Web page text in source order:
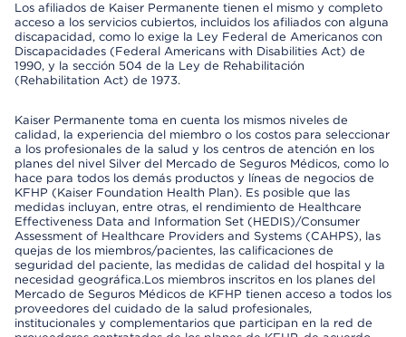
Los afiliados de Kaiser Permanente tienen el mismo y completo
acceso a los servicios cubiertos, incluidos los afiliados con alguna
discapacidad, como lo exige la Ley Federal de Americanos con
Discapacidades (Federal Americans with Disabilities Act) de
1990, y la sección 504 de la Ley de Rehabilitación
(Rehabilitation Act) de 1973.
Kaiser Permanente toma en cuenta los mismos niveles de
calidad, la experiencia del miembro o los costos para seleccionar
a los profesionales de la salud y los centros de atención en los
planes del nivel Silver del Mercado de Seguros Médicos, como lo
hace para todos los demás productos y líneas de negocios de
KFHP (Kaiser Foundation Health Plan). Es posible que las
medidas incluyan, entre otras, el rendimiento de Healthcare
Effectiveness Data and Information Set (HEDIS)/Consumer
Assessment of Healthcare Providers and Systems (CAHPS), las
quejas de los miembros/pacientes, las calificaciones de
seguridad del paciente, las medidas de calidad del hospital y la
necesidad geográfica.Los miembros inscritos en los planes del
Mercado de Seguros Médicos de KFHP tienen acceso a todos los
proveedores del cuidado de la salud profesionales,
institucionales y complementarios que participan en la red de